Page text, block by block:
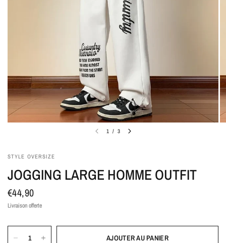
1 / 3
STYLE OVERSIZE
JOGGING LARGE HOMME OUTFIT
€44,90
Livraison offerte
AJOUTER AU PANIER